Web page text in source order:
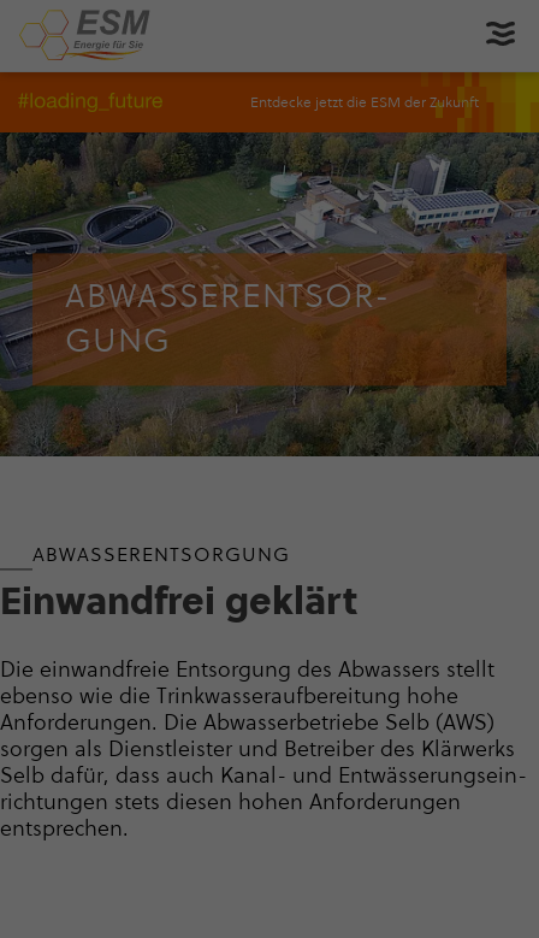
Entdecke jetzt die ESM der Zukunft
ABWAS­SER­ENT­SOR­
GUNG
ABWAS­SER­ENT­SOR­GUNG
Einwand­frei geklärt
Die einwandfreie Entsorgung des Abwassers stellt
ebenso wie die Trink­was­ser­auf­be­rei­tung hohe
Anforderungen. Die Abwas­ser­be­triebe Selb (AWS)
sorgen als Dienstleister und Betreiber des Klärwerks
Selb dafür, dass auch Kanal- und Entwäs­se­rungs­ein­
rich­tungen stets diesen hohen Anforderungen
entsprechen.